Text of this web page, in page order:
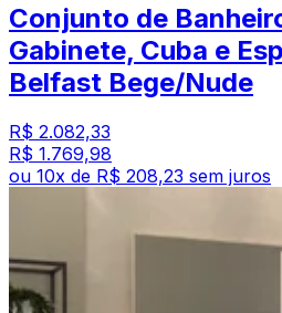
Conjunto de
Gabinete, Cuba e
Belfast Bege/Nude
R$ 2.082,33
R$ 1.769,98
ou 10x de R$ 208,23 sem juros